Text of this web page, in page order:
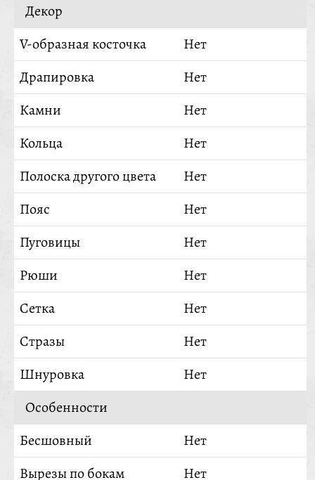
Декор
V-образная косточка
Нет
Драпировка
Нет
Камни
Нет
Кольца
Нет
Полоска другого цвета
Нет
Пояс
Нет
Пуговицы
Нет
Рюши
Нет
Сетка
Нет
Стразы
Нет
Шнуровка
Нет
Особенности
Бесшовный
Нет
Вырезы по бокам
Нет